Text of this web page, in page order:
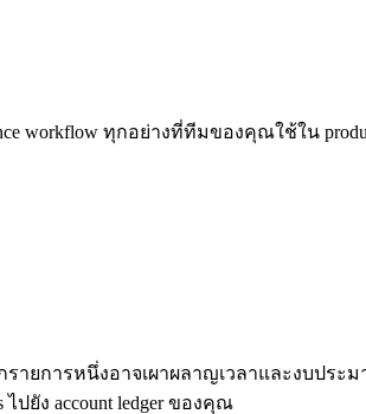
workflow ทุกอย่างที่ทีมของคุณใช้ใน
การหนึ่งอาจเผาผลาญเวลาและงบประมาณ
ปยัง account ledger ของคุณ